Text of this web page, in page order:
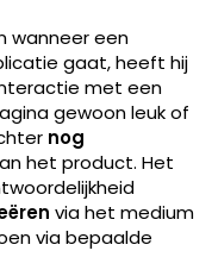
wanneer een
gaat, heeft hij
met een
gewoon leuk of
nog
het product. Het
via het medium
via bepaalde